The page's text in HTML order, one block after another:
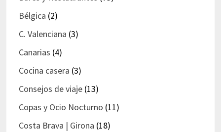
Bélgica (2)
C. Valenciana (3)
Canarias (4)
Cocina casera (3)
Consejos de viaje(13)
Copas y Ocio Nocturno (11)
Costa Brava | Girona (18)